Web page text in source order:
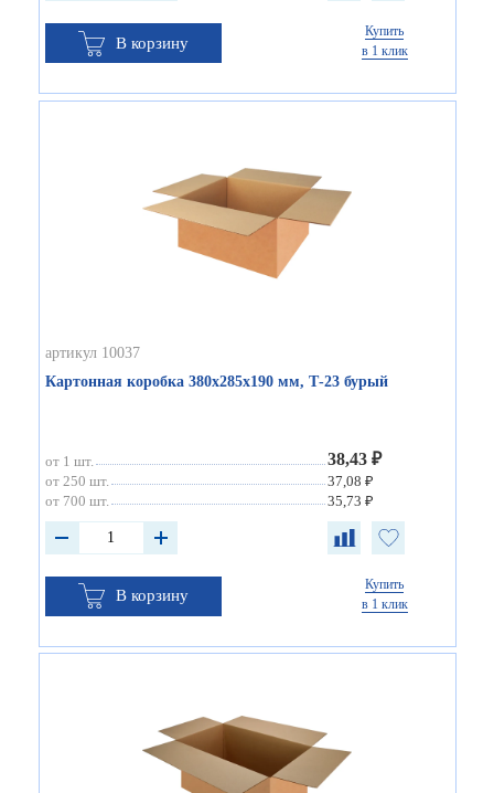
В корзину
Купить
в 1 клик
артикул 10037
Картонная коробка 380х285х190 мм, Т-23 бурый
от 1 шт. 38,43 ₽
от 250 шт.
37,08 ₽
от 700 шт.
35,73 ₽
В корзину
Купить
в 1 клик